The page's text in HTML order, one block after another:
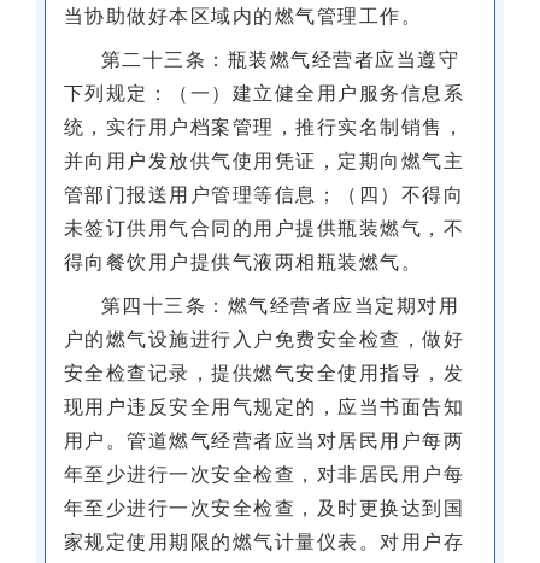
当协助做好本区域内的燃气管理工作。
第二十三条：瓶装燃气经营者应当遵守
下列规定：（一）建立健全用户服务信息系
统，实行用户档案管理，推行实名制销售，
并向用户发放供气使用凭证，定期向燃气主
管部门报送用户管理等信息；（四）不得向
未签订供用气合同的用户提供瓶装燃气，不
得向餐饮用户提供气液两相瓶装燃气。
第四十三条：燃气经营者应当定期对用
户的燃气设施进行入户免费安全检查，做好
安全检查记录，提供燃气安全使用指导，发
现用户违反安全用气规定的，应当书面告知
用户。管道燃气经营者应当对居民用户每两
年至少进行一次安全检查，对非居民用户每
年至少进行一次安全检查，及时更换达到国
家规定使用期限的燃气计量仪表。对用户存